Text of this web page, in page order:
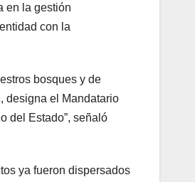
en la gestión
con la
bosques y de
designa el Mandatario
del Estado”, señaló
ya fueron dispersados